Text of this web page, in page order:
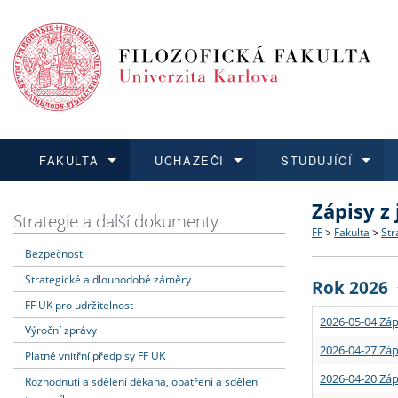
FAKULTA
Dozvědět se více
Struktura
Strategie
Podpora
UCHAZEČI
Podat přihlášku
Co
Učitelské
STUDUJÍCÍ
Dozvědět se více
Rigorózní
Dozvědět se více
O vědě a
Granty a
Dozvědět se více
Aktuální
Strategie a další dokumenty
Bezpečnost
Strategické a dlouhodobé záměry
FF UK pro udržitelnost
Výroční zprávy
Platné vnitřní předpisy FF UK
Rozhodnutí a sdělení děkana, opatření a sdělení
Zápisy
FF > Fakulta >
Rok 2026
2026-05-04
2026-04-27
2026-04-20